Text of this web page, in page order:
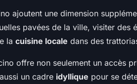
ajoutent une dimension
pavées de la ville, visiter des
la cuisine locale dans des
offre non seulement un accès
un cadre idyllique pour se